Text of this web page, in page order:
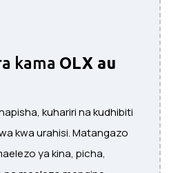
kama OLX au
kuhariri na kudhibiti
kwa urahisi. Matangazo
ya kina, picha,